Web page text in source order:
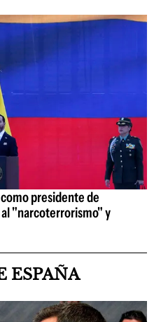
presidente de
"narcoterrorismo" y
ESPAÑA